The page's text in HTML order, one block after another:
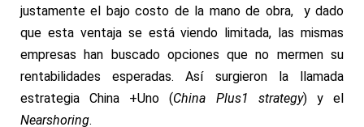
justamente el bajo costo de la mano de obra, y dado
que esta ventaja se está viendo limitada, las mismas
empresas han buscado opciones que no mermen su
rentabilidades esperadas. Así surgieron la llamada
estrategia China +Uno (China Plus1 strategy) y el
Nearshoring.